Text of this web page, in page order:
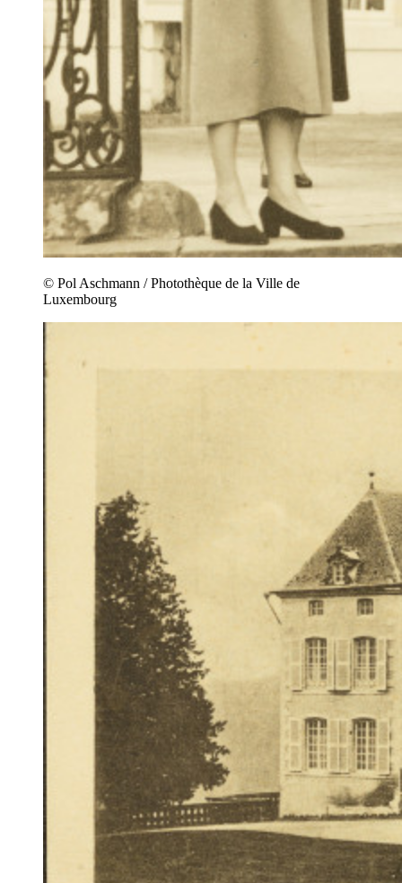
© Pol Aschmann / Photothèque de la Ville de
Luxembourg